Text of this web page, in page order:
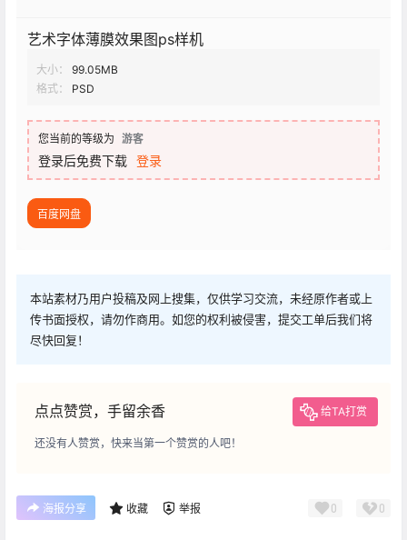
艺术字体薄膜效果图ps样机
大小：
99.05MB
格式：
PSD
您当前的等级为 游客
登录后免费下载 登录
百度网盘
本站素材乃用户投稿及网上搜集，仅供学习交流，未经原作者或上
传书面授权，请勿作商用。如您的权利被侵害，提交工单后我们将
尽快回复！
点点赞赏，手留余香 给TA打赏
还没有人赞赏，快来当第一个赞赏的人吧！
海报分享 收藏 举报 0 0